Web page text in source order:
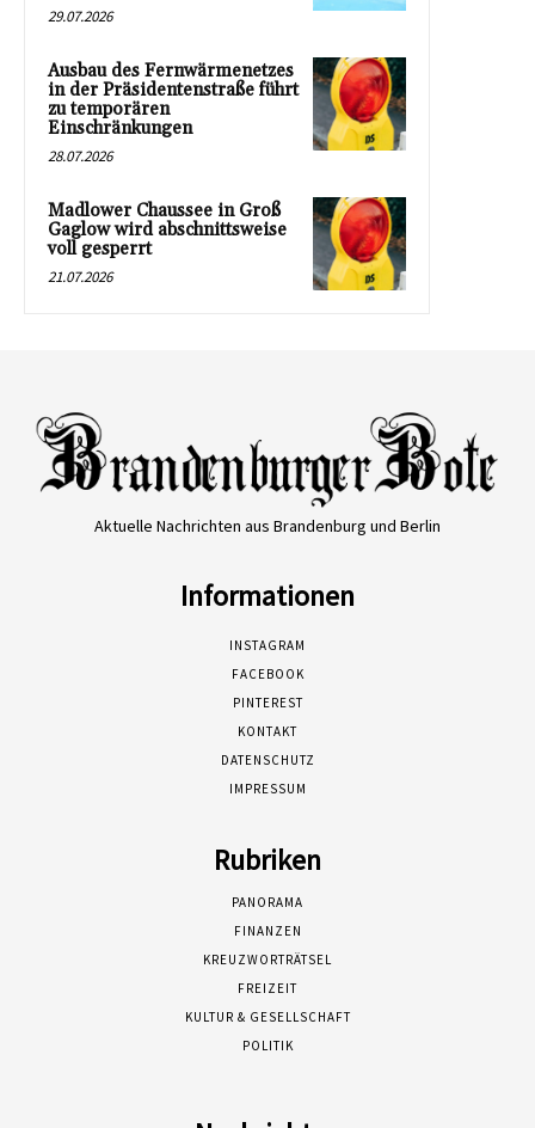
29.07.2026
Ausbau des Fernwärmenetzes
in der Präsidentenstraße führt
zu temporären
Einschränkungen
28.07.2026
Madlower Chaussee in Groß
Gaglow wird abschnittsweise
voll gesperrt
21.07.2026
Aktuelle Nachrichten aus Brandenburg und Berlin
Informationen
INSTAGRAM
FACEBOOK
PINTEREST
KONTAKT
DATENSCHUTZ
IMPRESSUM
Rubriken
PANORAMA
FINANZEN
KREUZWORTRÄTSEL
FREIZEIT
KULTUR & GESELLSCHAFT
POLITIK